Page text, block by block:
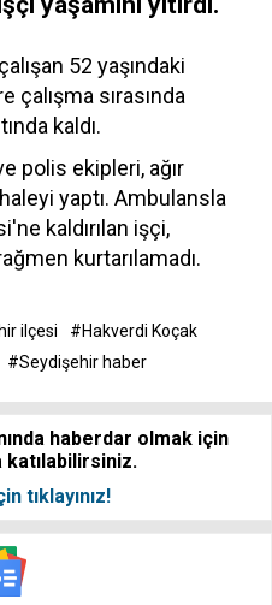
52 yaşındaki
çalışma sırasında
kaldı.
polis ekipleri, ağır
yaptı. Ambulansla
kaldırılan işçi,
kurtarılamadı.
ilçesi
#Hakverdi Koçak
#Seydişehir haber
haberdar olmak için
tıklayınız!